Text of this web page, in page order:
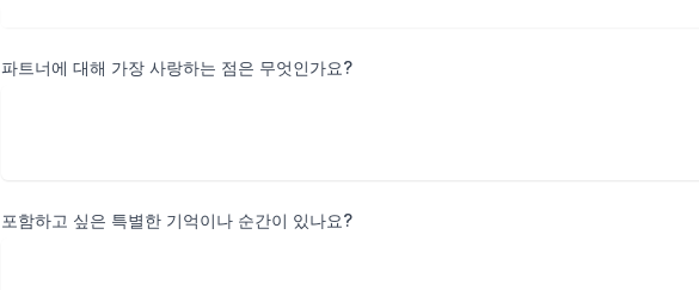
파트너에 대해 가장 사랑하는 점은 무엇인가요?
포함하고 싶은 특별한 기억이나 순간이 있나요?